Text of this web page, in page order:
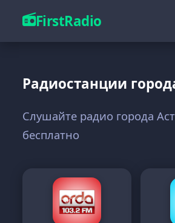
FirstRadio
Радиостанции
Слушайте радио города
бесплатно